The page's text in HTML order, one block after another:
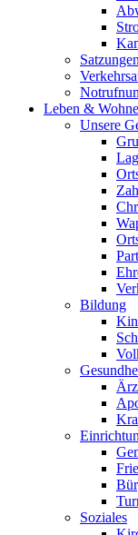
Leben &
Unsere
Bildung
Soziales